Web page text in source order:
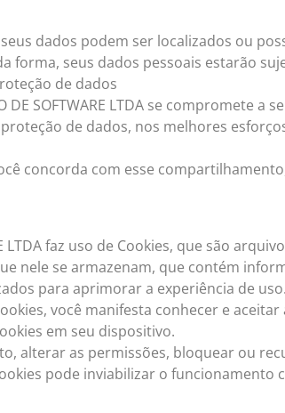
dados podem ser localizados ou
forma, seus dados pessoais estarão
de dados
DE SOFTWARE LTDA se compromete a
de dados, nos melhores
concorda com esse
LTDA faz uso de Cookies, que são
nele se armazenam, que contém
para aprimorar a experiência de uso.
você manifesta conhecer e
em seu dispositivo.
alterar as permissões, bloquear ou
pode inviabilizar o funcionamento